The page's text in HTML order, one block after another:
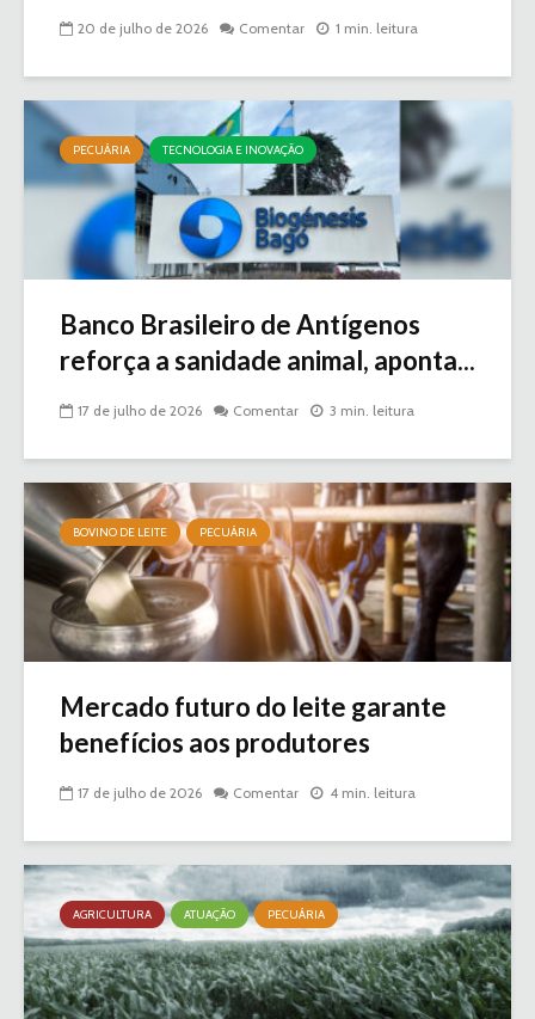
20 de julho de 2026 Comentar 1 min. leitura
PECUÁRIA TECNOLOGIA E INOVAÇÃO
Banco Brasileiro de Antígenos
reforça a sanidade animal, aponta...
17 de julho de 2026 Comentar 3 min. leitura
BOVINO DE LEITE PECUÁRIA
Mercado futuro do leite garante
benefícios aos produtores
17 de julho de 2026 Comentar 4 min. leitura
AGRICULTURA ATUAÇÃO PECUÁRIA